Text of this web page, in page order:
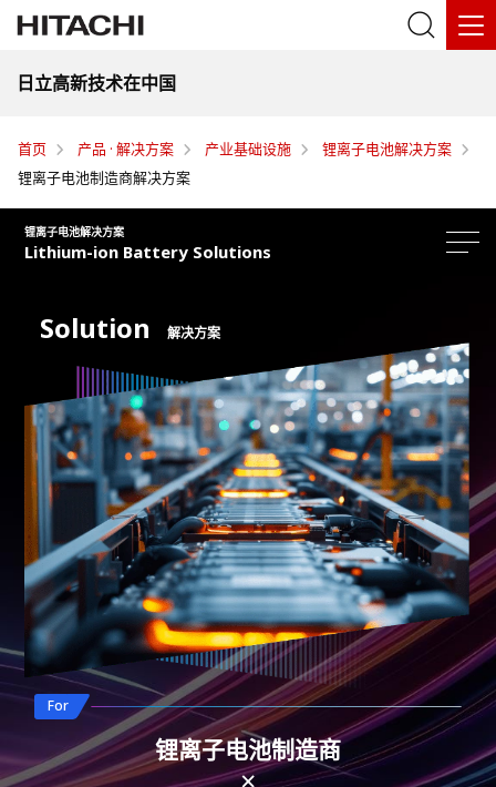
日立高新技术在中国
首页 产品 · 解决方案 产业基础设施
锂离子电池解决方案
锂离子电池制造商解决方案
锂离子电池解决方案
Lithium-ion Battery Solutions
解决方案
联系我们
Solution 解决方案
For
锂离子电池制造商